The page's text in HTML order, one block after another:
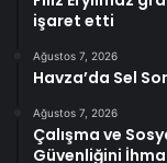
işaret etti
Ağustos 7, 2026
Havza’da Sel
Ağustos 7, 2026
Çalışma ve
Güvenliğini